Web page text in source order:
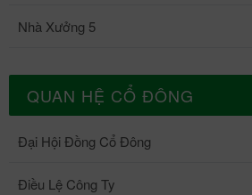
Nhà Xưởng 5
QUAN HỆ CỔ ĐÔNG
Đại Hội Đồng Cổ Đông
Điều Lệ Công Ty